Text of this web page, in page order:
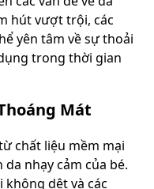
hút vượt trội, các
yên tâm về sự thoải
trong thời gian
Mát
chất liệu mềm mại
nhạy cảm của bé.
không dệt và các